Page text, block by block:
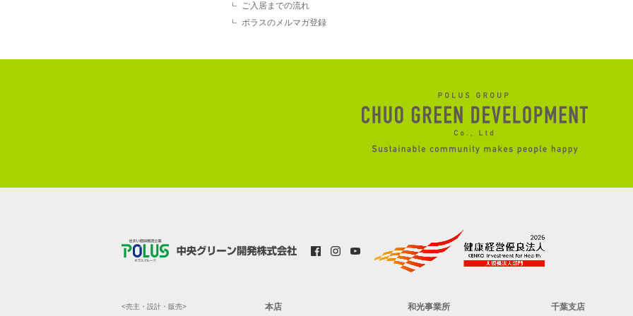
ご入居までの流れ
ポラスのメルマガ登録
<売主・設計・販売> 本店 和光事業所 千葉支店